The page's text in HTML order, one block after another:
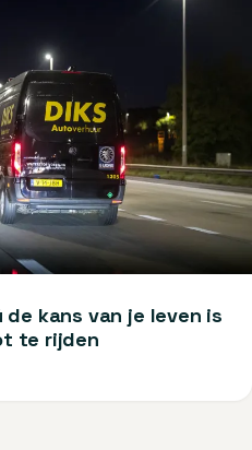
de kans van je leven is
te rijden